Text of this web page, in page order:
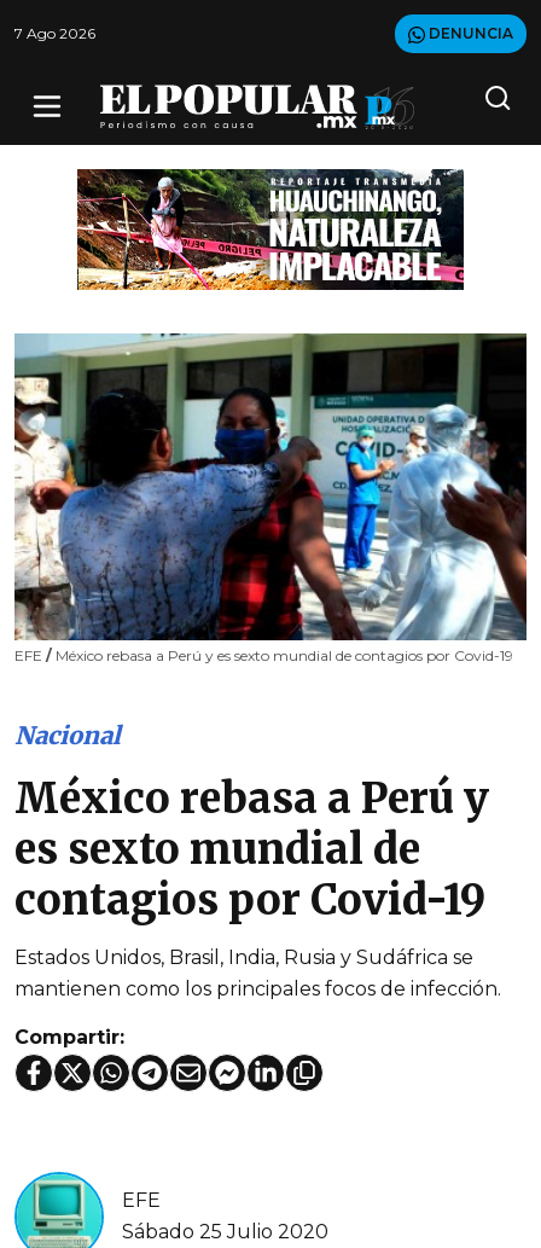
7 Ago 2026 DENUNCIA
EFE / México rebasa a Perú y es sexto mundial de contagios por Covid-19
Nacional
México rebasa a Perú y
es sexto mundial de
contagios por Covid-19
Estados Unidos, Brasil, India, Rusia y Sudáfrica se
mantienen como los principales focos de infección.
Compartir:
EFE
Sábado 25 Julio 2020